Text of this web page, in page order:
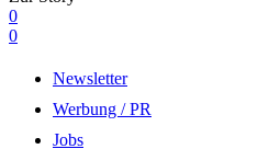
0
0
Newsletter
Werbung / PR
Jobs